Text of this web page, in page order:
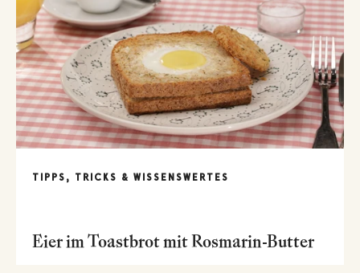
TIPPS, TRICKS & WISSENSWERTES
Eier im Toastbrot mit Rosmarin-Butter